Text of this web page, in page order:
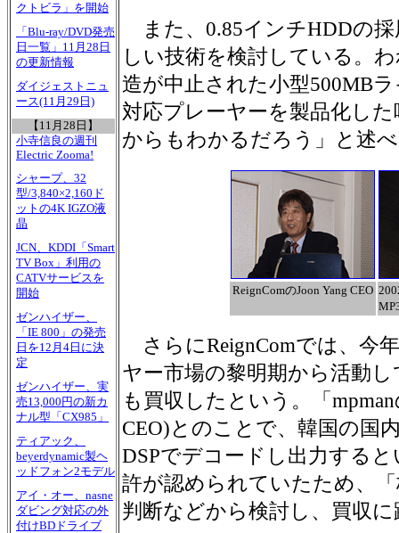
クトビラ」を開始
「Blu-ray/DVD発売
日一覧」11月28日
の更新情報
ダイジェストニュ
ース(11月29日)
【11月28日】
小寺信良の週刊
Electric Zooma!
シャープ、32
型/3,840×2,160ド
ットの4K IGZO液
晶
JCN、KDDI「Smart
TV Box」利用の
CATVサービスを
開始
ゼンハイザー、
「IE 800」の発売
日を12月4日に決
定
ゼンハイザー、実
売13,000円の新カ
ナル型「CX985」
ティアック、
beyerdynamic製ヘ
ッドフォン2モデル
アイ・オー、nasne
ダビング対応の外
付けBDドライブ
また、0.85インチHDDの
しい技術を検討している。
造が中止された小型500MB
対応プレーヤーを製品化し
からもわかるだろう」と述
ReignComのJoon Yang CEO
さらにReignComでは、今
ヤー市場の黎明期から活動
も買収したという。「
CEO)とのことで、韓国の国
DSPでデコードし出力する
許が認められていたため、
判断などから検討し、買収